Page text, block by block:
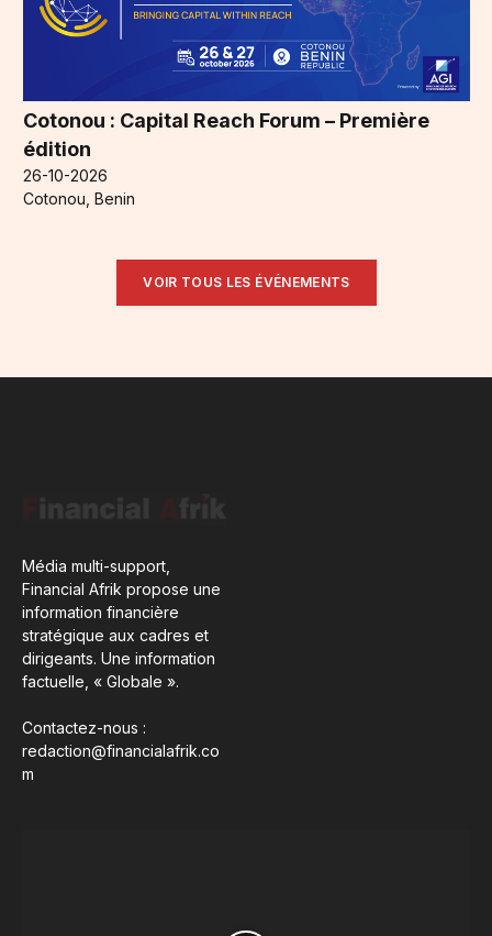
Cotonou : Capital Reach Forum – Première
édition
26-10-2026
Cotonou, Benin
VOIR TOUS LES ÉVÉNEMENTS
Média multi-support,
Financial Afrik propose une
information financière
stratégique aux cadres et
dirigeants. Une information
factuelle, « Globale ».
Contactez-nous :
redaction@financialafrik.co
m